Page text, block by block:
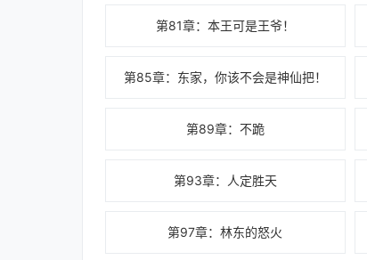
第81章：本王可是王爷！
第85章：东家，你该不会是神仙把！
第89章：不跪
第93章：人定胜天
第97章：林东的怒火